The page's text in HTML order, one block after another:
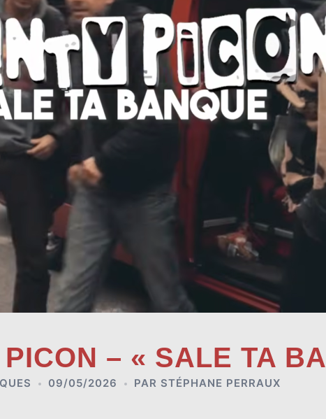
– « SALE TA
09/05/2026 PAR STÉPHANE PERRAUX